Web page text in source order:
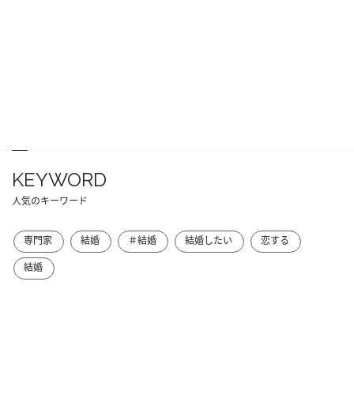
KEYWORD
人気のキーワード
専門家 結婚 ＃結婚 結婚したい
恋する
結婚